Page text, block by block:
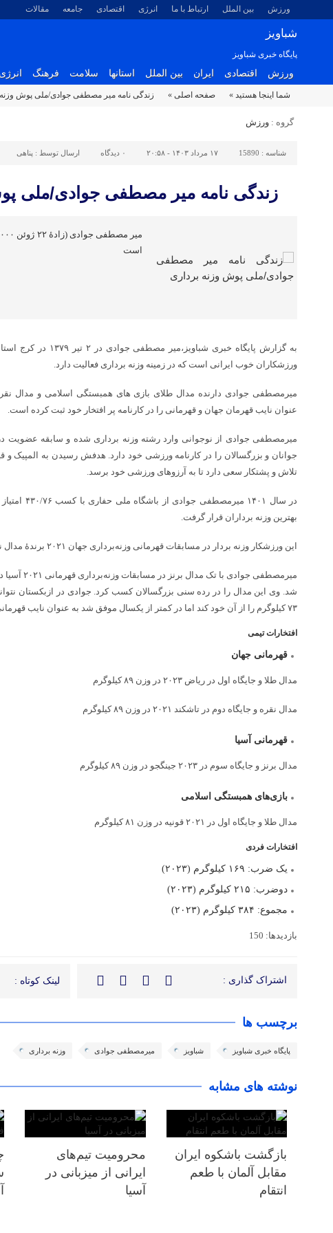
ورزش بین الملل ارتباط با ما انرژی اقتصادی جامعه مقالات
شباویز
پایگاه خبری شباویز
ورزش اقتصادی ایران بین الملل استانها سلامت فرهنگ انرژی
شما اینجا هستید » صفحه اصلی » زندگی نامه میر مصطفی جوادی/ملی پوش وزنه
گروه : ورزش
شناسه : 15890 ۱۷ مرداد ۱۴۰۳ - ۲۰:۵۸ ۰ دیدگاه ارسال توسط : پناهی
زندگی نامه میر مصطفی جوادی/ملی
است
به گزارش پایگاه خبری
ورزشکاران خوب ایرانی است که در زمینه وزنه برداری فعالیت دارد.
عنوان نایب قهرمان جهان و قهرمانی را در کارنامه پر افتخار خود ثبت کرده است.
میرمصطفی جوادی از نوجوانی وارد رشته وزنه برداری شده و سابقه عضویت در
جوانان و بزرگسالان را در کارنامه ورزشی خود دارد. هدفش رسیدن به المپیک
تلاش و پشتکار سعی دارد تا به آرزوهای ورزشی خود برسد.
در سال ۱۴۰۱
بهترین وزنه برداران قرار گرفت.
این ورزشکار وزنه بردار در مسابقات قهرمانی وزنه‌برداری جهان ۲۰۲۱ برندهٔ مدال نقره شده‌ است.
میرمصطفی
شد. وی این مدال را در رده سنی بزرگسالان کسب کرد. جوادی در ازبکستان
۷۳ کیلوگرم را از آن خود کند اما در کمتر از یکسال موفق شد به عنوان نایب قهرمانی جهان در سال ۲۰۲۱ برسد.
افتخارات تیمی
قهرمانی جهان
مدال طلا و جایگاه اول در ریاض ۲۰۲۳ در وزن ۸۹ کیلوگرم
مدال نقره و جایگاه دوم در تاشکند ۲۰۲۱ در وزن ۸۹ کیلوگرم
قهرمانی آسیا
مدال برنز و جایگاه سوم در ۲۰۲۳ جینگجو در وزن ۸۹ کیلوگرم
بازی‌های همبستگی اسلامی
مدال طلا و جایگاه اول در ۲۰۲۱ قونیه در وزن ۸۱ کیلوگرم
افتخارات فردی
یک ضرب: ۱۶۹ کیلوگرم (۲۰۲۳)
دوضرب: ۲۱۵ کیلوگرم (۲۰۲۳)
مجموع: ۳۸۴ کیلوگرم (۲۰۲۳)
بازدیدها: 150
اشتراک گذاری : لینک کوتاه :
برچسب ها
پایگاه خبری شباویز شباویز میرمصطفی جوادی وزنه برداری
نوشته های مشابه
بازگشت باشکوه ایران
مقابل آلمان با طعم
انتقام
محرومیت تیم‌های
ایرانی از میزبانی در
آسیا